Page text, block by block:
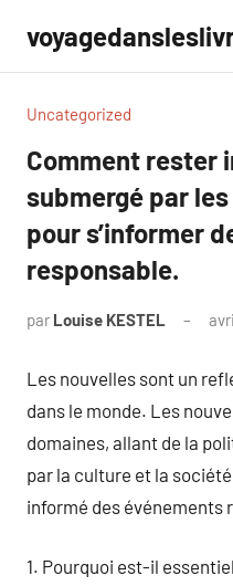
contenu
Uncategorized
Comment rester
submergé par
pour s’informer
responsable.
par Louise KESTEL
Les nouvelles sont un
dans le monde. Les
domaines, allant de la
par la culture et la
informé des événements
1. Pourquoi est-il